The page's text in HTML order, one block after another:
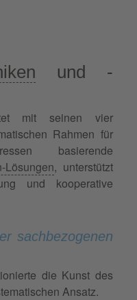
und -
mit seinen vier
Rahmen für
basierende
Lösungen, unterstützt
und kooperative
sachbezogenen
die Kunst des
Ansatz.